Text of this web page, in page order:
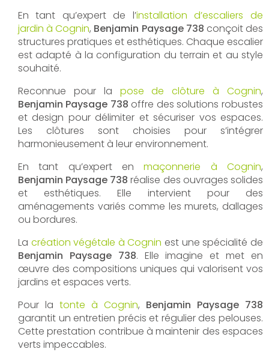
En tant qu’expert de l’installation d’escaliers de
jardin à Cognin, Benjamin Paysage 738 conçoit des
structures pratiques et esthétiques. Chaque escalier
est adapté à la configuration du terrain et au style
souhaité.
Reconnue pour la pose de clôture à Cognin,
Benjamin Paysage 738 offre des solutions robustes
et design pour délimiter et sécuriser vos espaces.
Les clôtures sont choisies pour s’intégrer
harmonieusement à leur environnement.
En tant qu’expert enmaçonnerie à Cognin,
Benjamin Paysage 738 réalise des ouvrages solides
et esthétiques. Elle intervient pour des
aménagements variés comme les murets, dallages
ou bordures.
La création végétale à Cognin est une spécialité de
Benjamin Paysage 738. Elle imagine et met en
œuvre des compositions uniques qui valorisent vos
jardins et espaces verts.
Pour la tonte à Cognin, Benjamin Paysage 738
garantit un entretien précis et régulier des pelouses.
Cette prestation contribue à maintenir des espaces
verts impeccables.